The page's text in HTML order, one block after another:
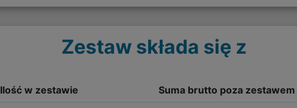
Zestaw składa się z
Ilość w zestawie Suma brutto poza zestawem